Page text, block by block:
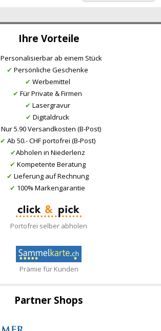
Ihre Vorteile
Personalisierbar ab einem Stück
✔ Persönliche Geschenke
✔ Werbemittel
✔ Für Private & Firmen
✔ Lasergravur
✔ Digitaldruck
Nur 5.90 Versandkosten (B-Post)
✔ Ab 50.- CHF portofrei (B-Post)
✔Abholen in Niederlenz
✔ Kompetente Beratung
✔ Lieferung auf Rechnung
✔ 100% Markengarantie
Portofrei selber abholen
Prämie für Kunden
Partner Shops